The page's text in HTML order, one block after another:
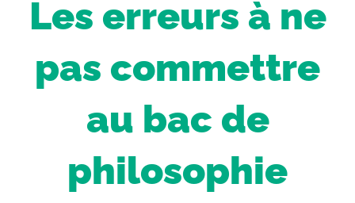
Les erreurs à ne
pas commettre
au bac de
philosophie